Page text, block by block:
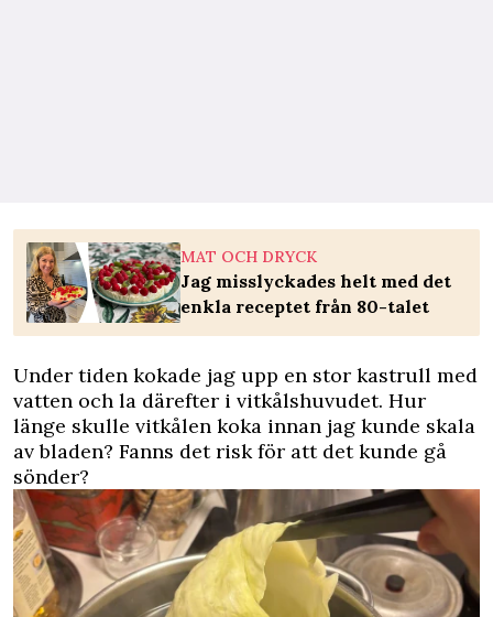
MAT OCH DRYCK
Jag misslyckades helt med det
enkla receptet från 80-talet
Under tiden kokade jag upp en stor kastrull med
vatten och la därefter i vitkålshuvudet. Hur
länge skulle vitkålen koka innan jag kunde skala
av bladen? Fanns det risk för att det kunde gå
sönder?